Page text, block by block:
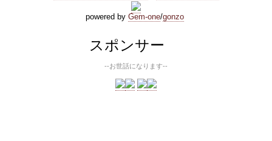
powered by Gem-one/gonzo
スポンサー
--お世話になります--